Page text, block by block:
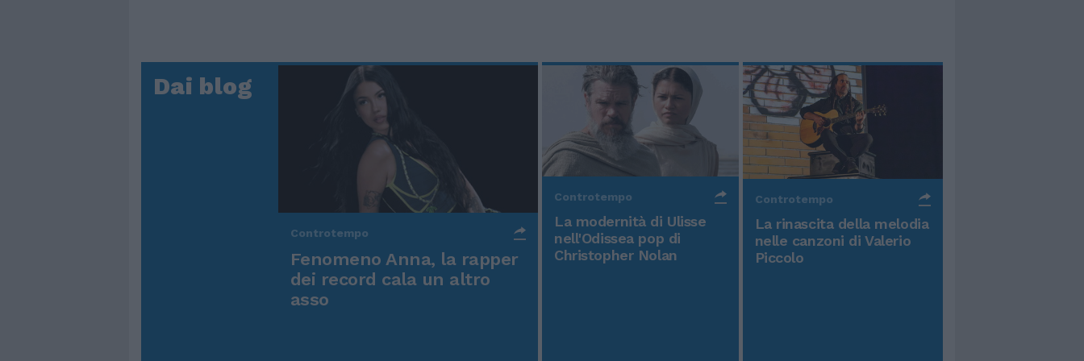
Dai blog
Controtempo
Fenomeno Anna, la rapper
dei record cala un altro
asso
Controtempo
La modernità di Ulisse
nell'Odissea pop di
Christopher Nolan
Controtempo
La rinascita della melodia
nelle canzoni di Valerio
Piccolo